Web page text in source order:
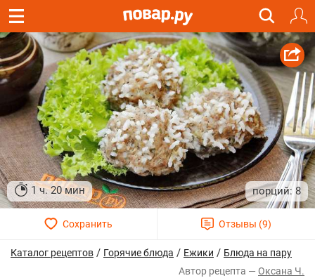
1 ч. 20 мин 8
Каталог рецептов / Горячие блюда / Ежики / Блюда на пару
Оксана Ч.